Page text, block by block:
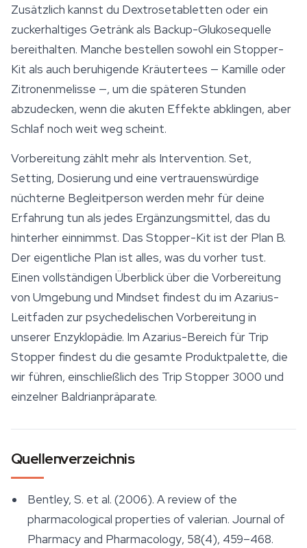
Zusätzlich kannst du Dextrosetabletten oder ein
zuckerhaltiges Getränk als Backup-Glukosequelle
bereithalten. Manche bestellen sowohl ein Stopper-
Kit als auch beruhigende Kräutertees — Kamille oder
Zitronenmelisse —, um die späteren Stunden
abzudecken, wenn die akuten Effekte abklingen, aber
Schlaf noch weit weg scheint.
Vorbereitung zählt mehr als Intervention. Set,
Setting, Dosierung und eine vertrauenswürdige
nüchterne Begleitperson werden mehr für deine
Erfahrung tun als jedes Ergänzungsmittel, das du
hinterher einnimmst. Das Stopper-Kit ist der Plan B.
Der eigentliche Plan ist alles, was du vorher tust.
Einen vollständigen Überblick über die Vorbereitung
von Umgebung und Mindset findest du im Azarius-
Leitfaden zur psychedelischen Vorbereitung in
unserer Enzyklopädie. Im Azarius-Bereich für Trip
Stopper findest du die gesamte Produktpalette, die
wir führen, einschließlich des Trip Stopper 3000 und
einzelner Baldrianpräparate.
Quellenverzeichnis
Bentley, S. et al. (2006). A review of the
pharmacological properties of valerian. Journal of
Pharmacy and Pharmacology, 58(4), 459–468.